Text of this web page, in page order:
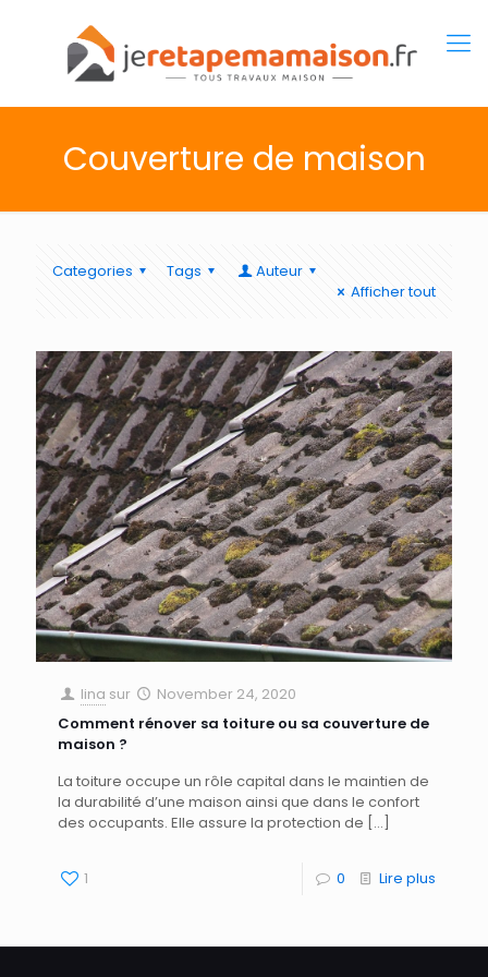
Couverture de maison
Categories Tags
Auteur
Afficher tout
lina sur
November 24, 2020
Comment rénover sa toiture ou sa couverture de
maison ?
La toiture occupe un rôle capital dans le maintien de
la durabilité d’une maison ainsi que dans le confort
des occupants. Elle assure la protection de […]
1 0 Lire plus